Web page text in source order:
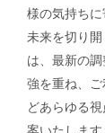
様の気持ち
未来を切り
は、最新の
強を重ね、
どあらゆる
案いたします。